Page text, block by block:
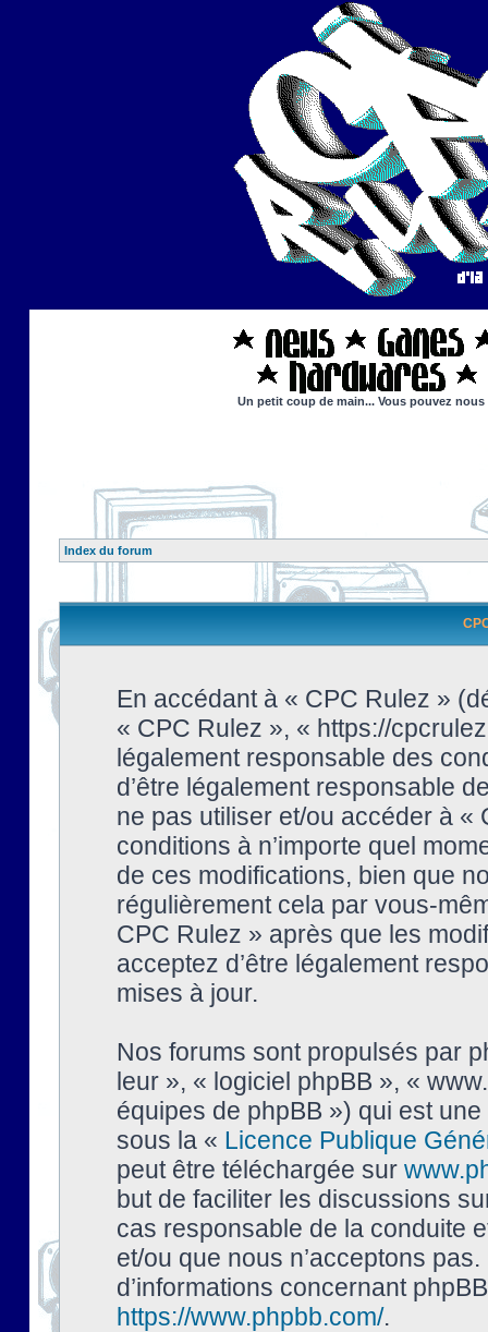
Un petit coup de main... Vous pouvez
Index du forum
En accédant à « CPC Rulez »
« CPC Rulez », « https://
légalement responsable des
d’être légalement responsable
ne pas utiliser et/ou accéder à
conditions à n’importe quel
de ces modifications, bien que
régulièrement cela par vous-
CPC Rulez » après que les
acceptez d’être légalement
mises à jour.
Nos forums sont propulsés par
leur », « logiciel phpBB », «
équipes de phpBB ») qui est
sous la « Licence Publique
peut être téléchargée sur
but de faciliter les discussions
cas responsable de la conduite
et/ou que nous n’acceptons
d’informations concernant
https://www.phpbb.com/.